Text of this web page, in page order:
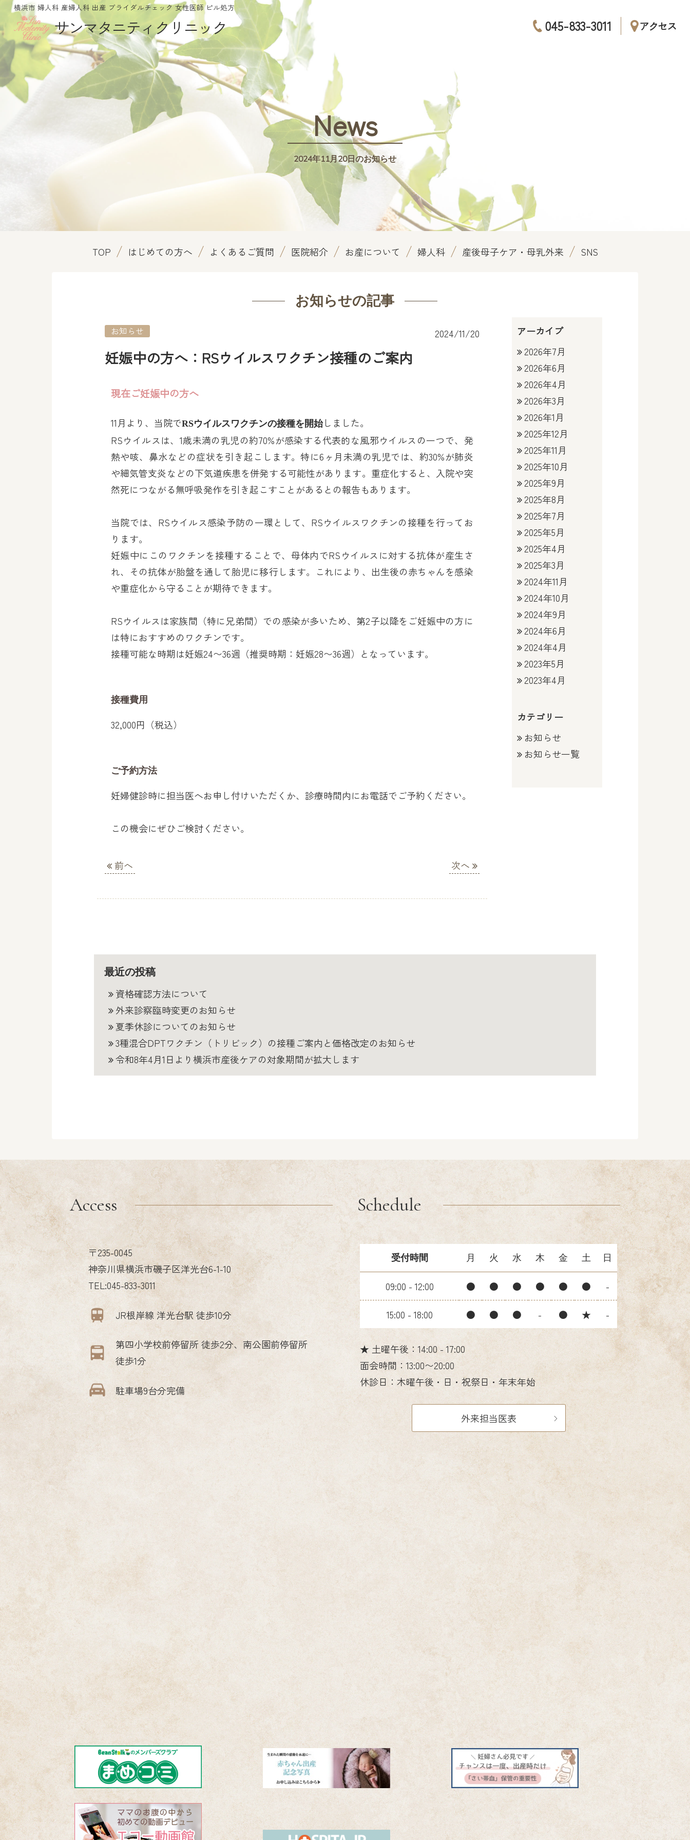
横浜市 婦人科 産婦人科 出産 ブライダルチェック 女性医師 ピル処方
サンマタニティクリニック 045-833-3011 アクセス
News
2024年11月20日のお知らせ
TOP はじめての方へ よくあるご質問 医院紹介 お産について 婦人科 産後母子ケア・母乳外来 SNS
お知らせの記事
妊娠中の方へ：RSウイルスワクチン接種のご案内
お知らせ 2024/11/20
現在ご妊娠中の方へ
11月より、当院でRSウイルスワクチンの接種を開始しました。
RSウイルスは、1歳未満の乳児の約70%が感染する代表的な風邪ウイルスの一つで、発
熱や咳、鼻水などの症状を引き起こします。特に6ヶ月未満の乳児では、約30%が肺炎
や細気管支炎などの下気道疾患を併発する可能性があります。重症化すると、入院や突
然死につながる無呼吸発作を引き起こすことがあるとの報告もあります。
当院では、RSウイルス感染予防の一環として、RSウイルスワクチンの接種を行ってお
ります。
妊娠中にこのワクチンを接種することで、母体内でRSウイルスに対する抗体が産生さ
れ、その抗体が胎盤を通して胎児に移行します。これにより、出生後の赤ちゃんを感染
や重症化から守ることが期待できます。
RSウイルスは家族間（特に兄弟間）での感染が多いため、第2子以降をご妊娠中の方に
は特におすすめのワクチンです。
接種可能な時期は妊娠24〜36週（推奨時期：妊娠28〜36週）となっています。
接種費用
32,000円（税込）
ご予約方法
妊婦健診時に担当医へお申し付けいただくか、診療時間内にお電話でご予約ください。
この機会にぜひご検討ください。
前へ 次へ
アーカイブ
2026年7月
2026年6月
2026年4月
2026年3月
2026年1月
2025年12月
2025年11月
2025年10月
2025年9月
2025年8月
2025年7月
2025年5月
2025年4月
2025年3月
2024年11月
2024年10月
2024年9月
2024年6月
2024年4月
2023年5月
2023年4月
カテゴリー
お知らせ
お知らせ一覧
最近の投稿
資格確認方法について
外来診察臨時変更のお知らせ
夏季休診についてのお知らせ
3種混合DPTワクチン（トリビック）の接種ご案内と価格改定のお知らせ
令和8年4月1日より横浜市産後ケアの対象期間が拡大します
Access
〒235-0045
神奈川県横浜市磯子区洋光台6-1-10
TEL:045-833-3011
JR根岸線 洋光台駅 徒歩10分
第四小学校前停留所 徒歩2分、南公園前停留所
徒歩1分
駐車場9台分完備
Schedule
受付時間 月 火 水 木 金 土 日
09:00 - 12:00 ● ● ● ● ● ● -
15:00 - 18:00 ● ● ● - ● ★ -
★ 土曜午後：14:00 - 17:00
面会時間：13:00〜20:00
休診日：木曜午後・日・祝祭日・年末年始
外来担当医表